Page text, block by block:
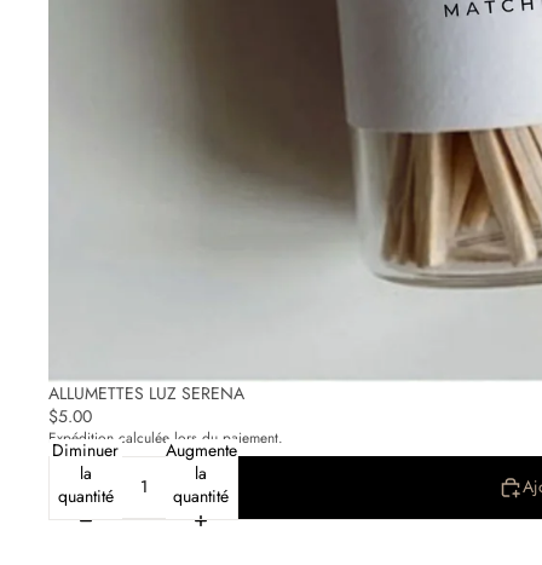
ALLUMETTES LUZ SERENA
$5.00
Expédition calculée lors du paiement.
Diminuer
la
quantité
Augmenter
la
quantité